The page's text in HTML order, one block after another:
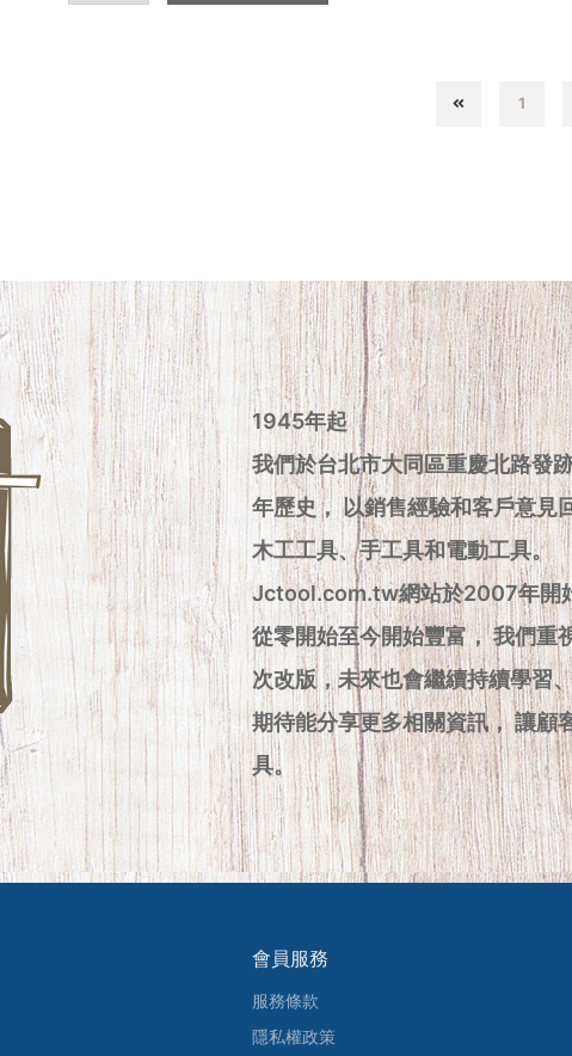
1
1945年起
我們於台北市大同區重慶北路發
年歷史， 以銷售經驗和客戶意見
木工工具、手工具和電動工具。
Jctool.com.tw網站於2007年開
從零開始至今開始豐富， 我們重
次改版，未來也會繼續持續學習
期待能分享更多相關資訊， 讓顧
具。
會員服務
服務條款
隱私權政策